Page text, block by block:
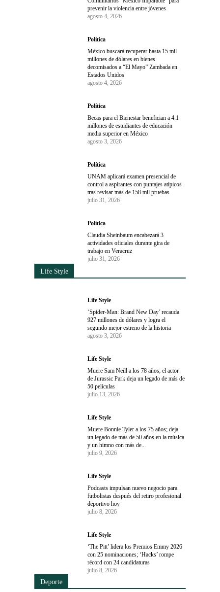
prevenir la violencia entre jóvenes
agosto 4, 2026
Política
México buscará recuperar hasta 15 mil
millones de dólares en bienes
decomisados a “El Mayo” Zambada en
Estados Unidos
agosto 4, 2026
Política
Becas para el Bienestar benefician a 4.1
millones de estudiantes de educación
media superior en México
agosto 3, 2026
Política
UNAM aplicará examen presencial de
control a aspirantes con puntajes atípicos
tras revisar más de 158 mil pruebas
julio 31, 2026
Política
Claudia Sheinbaum encabezará 3
actividades oficiales durante gira de
trabajo en Veracruz
julio 31, 2026
Life Style
Life Style
‘Spider-Man: Brand New Day’ recauda
927 millones de dólares y logra el
segundo mejor estreno de la historia
agosto 3, 2026
Life Style
Muere Sam Neill a los 78 años; el actor
de Jurassic Park deja un legado de más de
50 películas
julio 13, 2026
Life Style
Muere Bonnie Tyler a los 75 años; deja
un legado de más de 50 años en la música
y un himno con más de...
julio 9, 2026
Life Style
Podcasts impulsan nuevo negocio para
futbolistas después del retiro profesional
deportivo hoy
julio 8, 2026
Life Style
‘The Pitt’ lidera los Premios Emmy 2026
con 25 nominaciones; ‘Hacks’ rompe
récord con 24 candidaturas
julio 8, 2026
Deporte